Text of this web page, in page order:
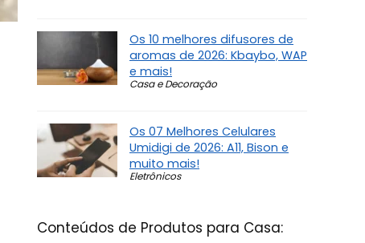
Os 10 melhores difusores de
aromas de 2026: Kbaybo, WAP
e mais!
Casa e Decoração
Os 07 Melhores Celulares
Umidigi de 2026: A11, Bison e
muito mais!
Eletrônicos
Conteúdos de Produtos para Casa: